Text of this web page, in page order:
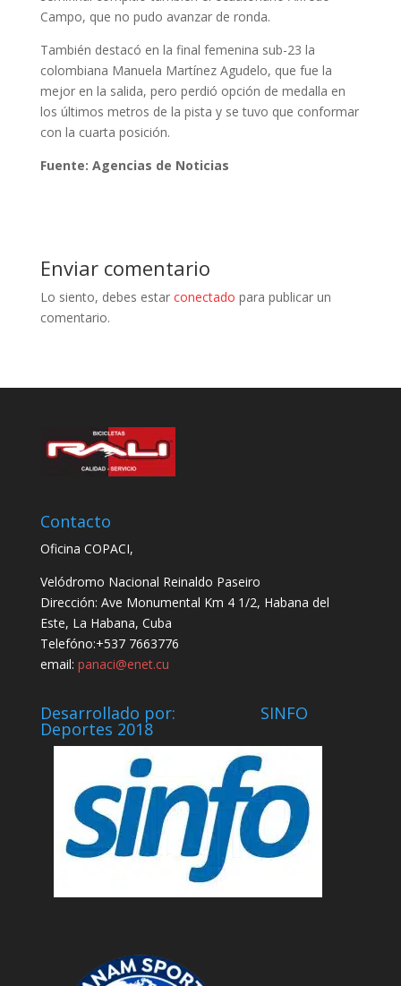
Campo, que no pudo avanzar de ronda.
También destacó en la final femenina sub-23 la
colombiana Manuela Martínez Agudelo, que fue la
mejor en la salida, pero perdió opción de medalla en
los últimos metros de la pista y se tuvo que conformar
con la cuarta posición.
Fuente: Agencias de Noticias
Enviar comentario
Lo siento, debes estar conectado para publicar un
comentario.
Contacto
Oficina COPACI,
Velódromo Nacional Reinaldo Paseiro
Dirección: Ave Monumental Km 4 1/2, Habana del
Este, La Habana, Cuba
Telefóno:+537 7663776
email: panaci@enet.cu
Desarrollado por: SINFO
Deportes 2018